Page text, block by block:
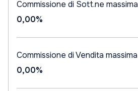
Commissione di Sott.ne massima
0,00%
Commissione di Vendita massima
0,00%